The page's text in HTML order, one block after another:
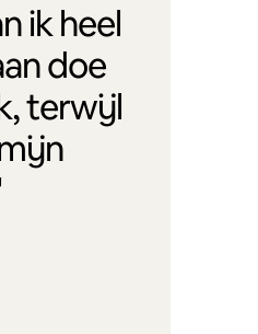
ik heel
doe
terwijl